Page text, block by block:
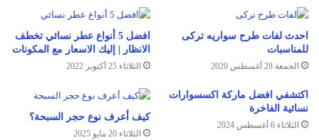
احدث لفات طرح سواريه تركى
للمناسبات
الجمعة 28 أغسطس 2020
افضل 5 أنواع عطر نسائي تخطف
الانظار | إليك الاسعار مع المكونات
الثلاثاء 25 أكتوبر 2022
اكتشفي افضل ماركة اكسسوارات
نسائية الفاخرة
الثلاثاء 6 أغسطس 2024
كيف أعرف نوع حجر السبحة؟
الثلاثاء 20 مايو 2025